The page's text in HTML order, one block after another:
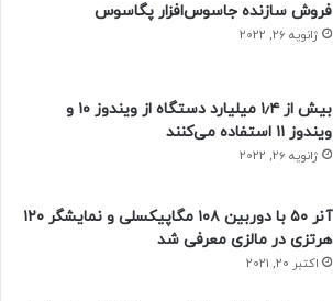
فروش سازنده جاسوس‌افزار پگاسوس
ژانویه 26, 2022
بیش از ۱٫۴ میلیارد دستگاه از ویندوز ۱۰ و
ویندوز ۱۱ استفاده می‌کنند
ژانویه 26, 2022
آنر ۵۰ با دوربین ۱۰۸ مگاپیکسلی و نمایشگر ۱۲۰
هرتزی در مالزی معرفی شد
اکتبر 20, 2021